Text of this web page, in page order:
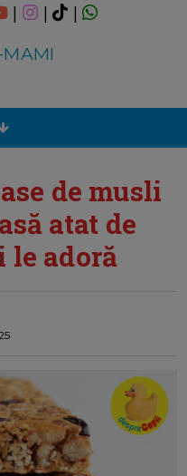
| |
|
de musli
atat de
adoră